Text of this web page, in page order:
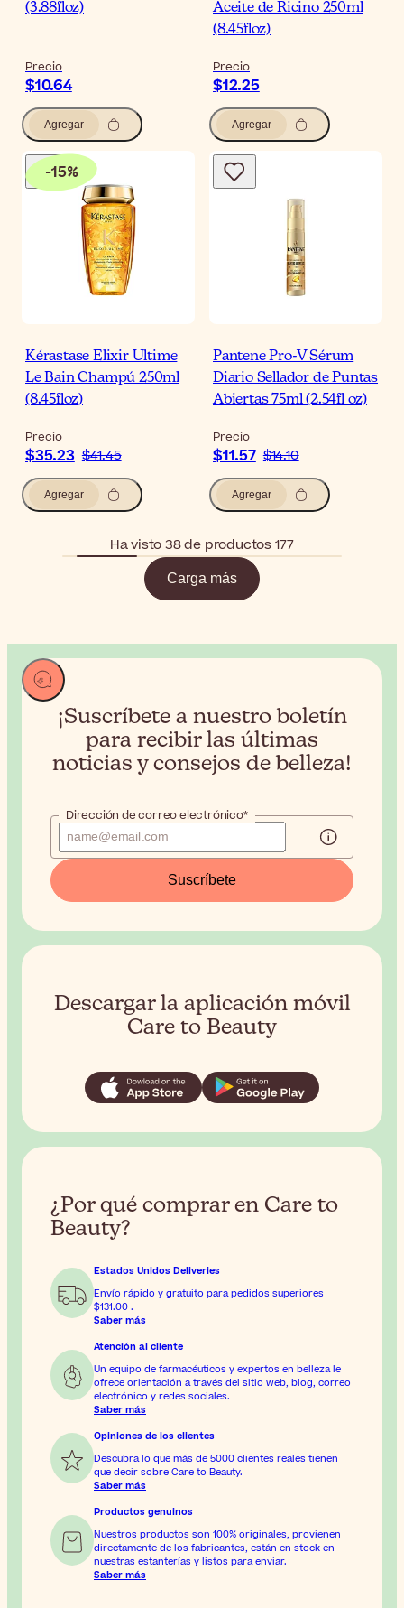
(3.88floz)
Precio
$10.64
Agregar
Aceite de Ricino 250ml
(8.45floz)
Precio
$12.25
Agregar
-15%
Kérastase Elixir Ultime
Le Bain Champú 250ml
(8.45floz)
Precio
$35.23 $41.45
Agregar
Pantene Pro-V Sérum
Diario Sellador de Puntas
Abiertas 75ml (2.54fl oz)
Precio
$11.57 $14.10
Agregar
Ha visto 38 de productos 177
Carga más
¡Suscríbete a nuestro boletín
para recibir las últimas
noticias y consejos de belleza!
Dirección de correo electrónico*
Suscríbete
Descargar la aplicación móvil
Care to Beauty
¿Por qué comprar en Care to
Beauty?
Estados Unidos Deliveries
Envío rápido y gratuito para pedidos superiores
$131.00 .
Saber más
Atención al cliente
Un equipo de farmacéuticos y expertos en belleza le
ofrece orientación a través del sitio web, blog, correo
electrónico y redes sociales.
Saber más
Opiniones de los clientes
Descubra lo que más de 5000 clientes reales tienen
que decir sobre Care to Beauty.
Saber más
Productos genuinos
Nuestros productos son 100% originales, provienen
directamente de los fabricantes, están en stock en
nuestras estanterías y listos para enviar.
Saber más